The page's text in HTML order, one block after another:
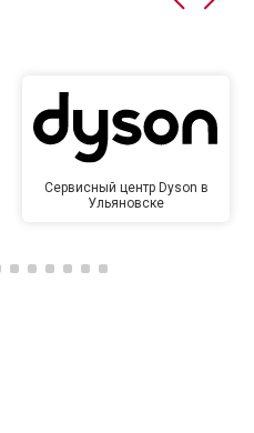
Сервисный центр Dyson в
Ульяновске